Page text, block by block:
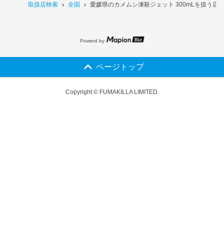
取扱店検索 全国 愛媛県のカメムシ凍殺ジェット 300mLを扱う店
Powerd by
ページトップ
Copyright © FUMAKILLA LIMITED.